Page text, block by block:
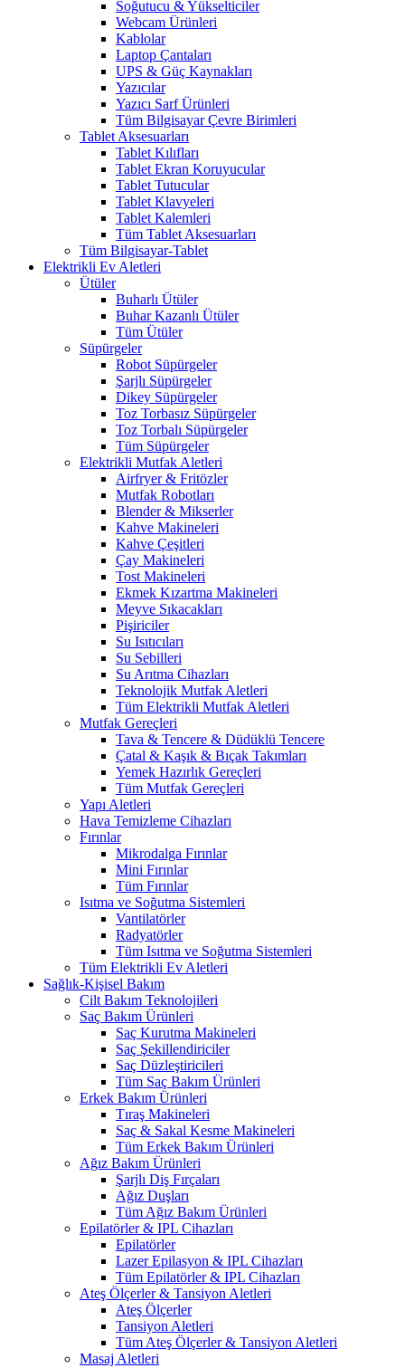
Soğutucu & Yükselticiler
Webcam Ürünleri
Kablolar
Laptop Çantaları
UPS & Güç Kaynakları
Yazıcılar
Yazıcı Sarf Ürünleri
Tüm Bilgisayar Çevre Birimleri
Tablet Aksesuarları
Tablet Kılıfları
Tablet Ekran Koruyucular
Tablet Tutucular
Tablet Klavyeleri
Tablet Kalemleri
Tüm Tablet Aksesuarları
Tüm Bilgisayar-Tablet
Elektrikli Ev Aletleri
Ütüler
Buharlı Ütüler
Buhar Kazanlı Ütüler
Tüm Ütüler
Süpürgeler
Robot Süpürgeler
Şarjlı Süpürgeler
Dikey Süpürgeler
Toz Torbasız Süpürgeler
Toz Torbalı Süpürgeler
Tüm Süpürgeler
Elektrikli Mutfak Aletleri
Airfryer & Fritözler
Mutfak Robotları
Blender & Mikserler
Kahve Makineleri
Kahve Çeşitleri
Çay Makineleri
Tost Makineleri
Ekmek Kızartma Makineleri
Meyve Sıkacakları
Pişiriciler
Su Isıtıcıları
Su Sebilleri
Su Arıtma Cihazları
Teknolojik Mutfak Aletleri
Tüm Elektrikli Mutfak Aletleri
Mutfak Gereçleri
Tava & Tencere & Düdüklü Tencere
Çatal & Kaşık & Bıçak Takımları
Yemek Hazırlık Gereçleri
Tüm Mutfak Gereçleri
Yapı Aletleri
Hava Temizleme Cihazları
Fırınlar
Mikrodalga Fırınlar
Mini Fırınlar
Tüm Fırınlar
Isıtma ve Soğutma Sistemleri
Vantilatörler
Radyatörler
Tüm Isıtma ve Soğutma Sistemleri
Tüm Elektrikli Ev Aletleri
Sağlık-Kişisel Bakım
Cilt Bakım Teknolojileri
Saç Bakım Ürünleri
Saç Kurutma Makineleri
Saç Şekillendiriciler
Saç Düzleştiricileri
Tüm Saç Bakım Ürünleri
Erkek Bakım Ürünleri
Tıraş Makineleri
Saç & Sakal Kesme Makineleri
Tüm Erkek Bakım Ürünleri
Ağız Bakım Ürünleri
Şarjlı Diş Fırçaları
Ağız Duşları
Tüm Ağız Bakım Ürünleri
Epilatörler & IPL Cihazları
Epilatörler
Lazer Epilasyon & IPL Cihazları
Tüm Epilatörler & IPL Cihazları
Ateş Ölçerler & Tansiyon Aletleri
Ateş Ölçerler
Tansiyon Aletleri
Tüm Ateş Ölçerler & Tansiyon Aletleri
Masaj Aletleri